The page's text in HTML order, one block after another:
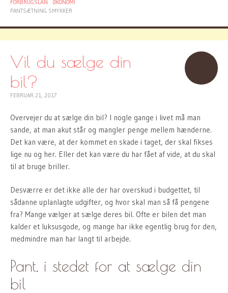
FORBRUGSLÅN
ØKONOMI
PANTSÆTNING SMYKKER
Vil du sælge din
bil?
FEBRUAR 21, 2017
Overvejer du at sælge din bil? I nogle gange i livet må man
sande, at man akut står og mangler penge mellem hænderne.
Det kan være, at der kommet en skade i taget, der skal fikses
lige nu og her. Eller det kan være du har fået af vide, at du skal
til at bruge briller.
Desværre er det ikke alle der har overskud i budgettet, til
sådanne uplanlagte udgifter, og hvor skal man så få pengene
fra? Mange vælger at sælge deres bil. Ofte er bilen det man
kalder et luksusgode, og mange har ikke egentlig brug for den,
medmindre man har langt til arbejde.
Pant, i stedet for at sælge din
bil